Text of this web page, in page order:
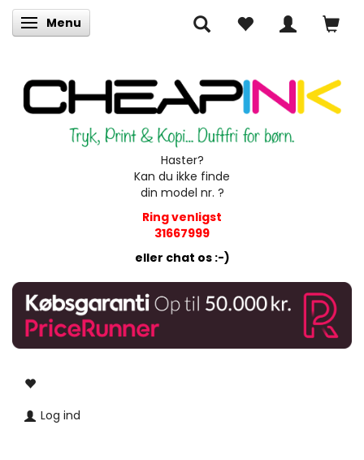
Skifte navigation
Menu
Haster?
Kan du ikke finde
din model nr. ?
Ring venligst
31667999
eller chat os :-)
Log ind